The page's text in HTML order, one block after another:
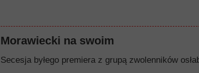
Morawiecki na swoim
Secesja byłego premiera z grupą zwolenników